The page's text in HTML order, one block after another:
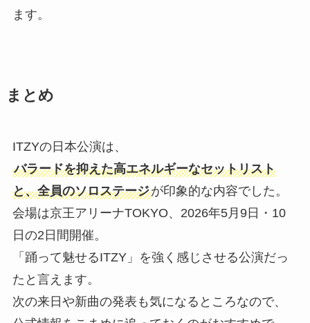
ます。
まとめ
ITZYの日本公演は、
バラードを抑えた高エネルギーなセットリスト
と、全員のソロステージが印象的な内容でした。
会場は京王アリーナTOKYO、2026年5月9日・10
日の2日間開催。
「踊って魅せるITZY」を強く感じさせる公演だっ
たと言えます。
次の来日や新曲の発表も気になるところなので、